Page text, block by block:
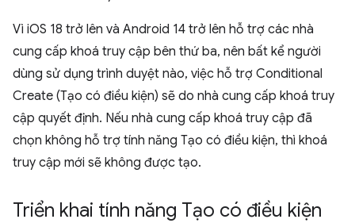
Vì iOS 18 trở lên và Android 14 trở lên hỗ trợ các nhà
cung cấp khoá truy cập bên thứ ba, nên bất kể người
dùng sử dụng trình duyệt nào, việc hỗ trợ Conditional
Create (Tạo có điều kiện) sẽ do nhà cung cấp khoá truy
cập quyết định. Nếu nhà cung cấp khoá truy cập đã
chọn không hỗ trợ tính năng Tạo có điều kiện, thì khoá
truy cập mới sẽ không được tạo.
Triển khai tính năng Tạo có điều kiện